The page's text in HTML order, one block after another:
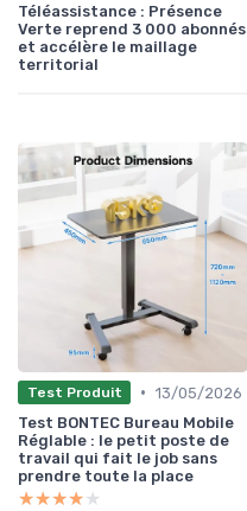
Téléassistance : Présence
Verte reprend 3 000 abonnés
et accélère le maillage
territorial
Test Produit • 13/05/2026
Test BONTEC Bureau Mobile
Réglable : le petit poste de
travail qui fait le job sans
prendre toute la place
★★★★★
★★★★★